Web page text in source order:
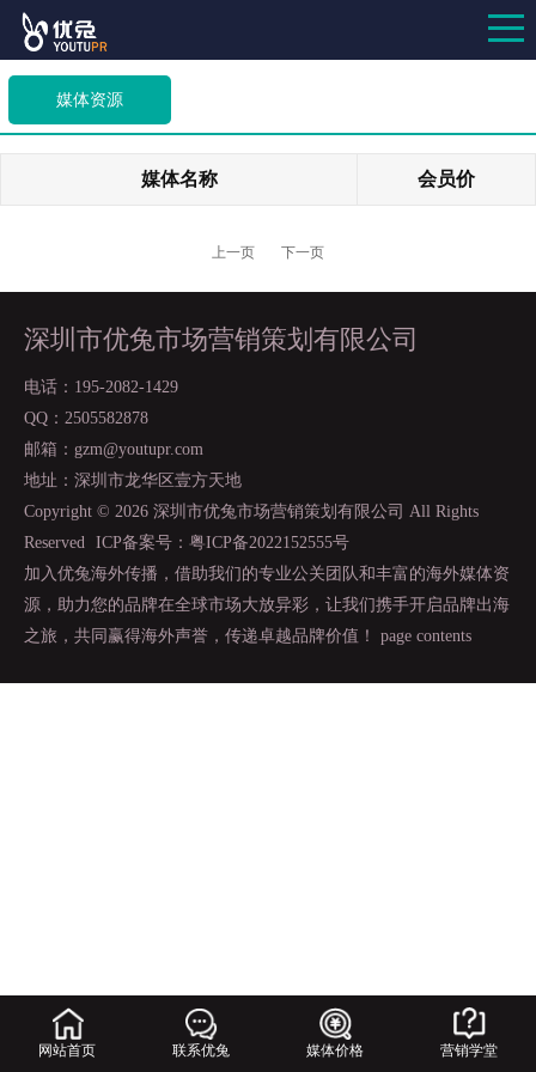
媒体资源
媒体名称 会员价
上一页 下一页
深圳市优兔市场营销策划有限公司
电话：195-2082-1429
QQ：2505582878
邮箱：gzm@youtupr.com
地址：深圳市龙华区壹方天地
Copyright © 2026 深圳市优兔市场营销策划有限公司 All Rights
Reserved
ICP备案号：粤ICP备2022152555号
加入优兔海外传播，借助我们的专业公关团队和丰富的海外媒体资
源，助力您的品牌在全球市场大放异彩，让我们携手开启品牌出海
之旅，共同赢得海外声誉，传递卓越品牌价值！ page contents
网站首页 联系优兔 媒体价格 营销学堂